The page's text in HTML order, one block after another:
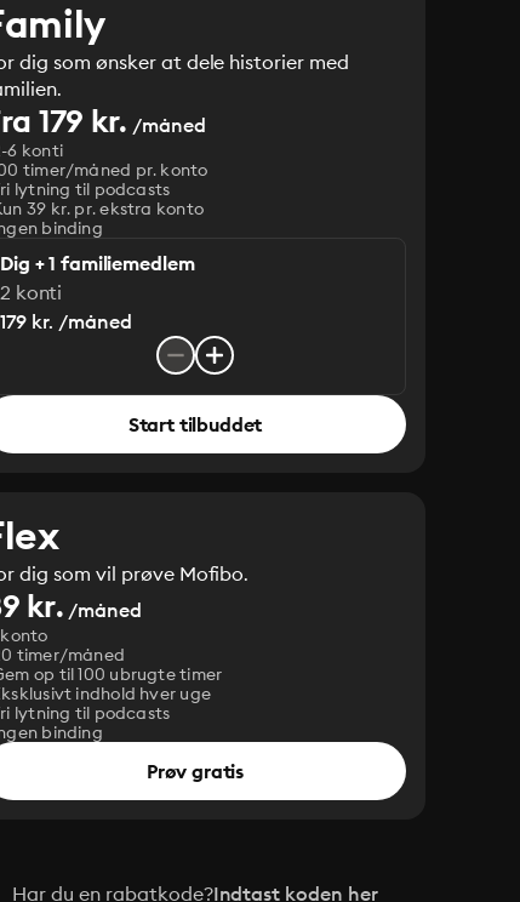
dig som ønsker at dele historier med
179 kr. /måned
6 konti
timer/måned pr. konto
lytning til podcasts
39 kr. pr. ekstra konto
binding
Dig + 1 familiemedlem
2 konti
179 kr. /måned
Start tilbuddet
dig som vil prøve Mofibo.
kr. /måned
konto
timer/måned
op til 100 ubrugte timer
indhold hver uge
lytning til podcasts
binding
Prøv gratis
Har du en rabatkode?Indtast koden her